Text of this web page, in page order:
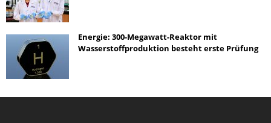
Energie: 300-Megawatt-Reaktor mit
Wasserstoffproduktion besteht erste Prüfung